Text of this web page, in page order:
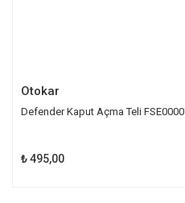
Otokar
Defender Kaput Açma Teli
₺ 495,00